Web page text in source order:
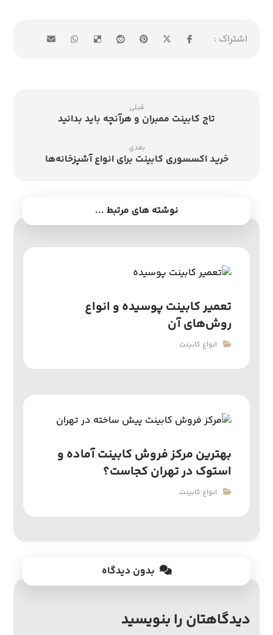
قبلی
تاج کابینت ممبران و هرآنچه باید بدانید
بعدی
خرید اکسسوری کابینت برای انواع آشپزخانه‌ها
نوشته های مرتبط ...
تعمیر کابینت پوسیده و انواع
روش‌های آن
انواع کابینت
بهترین مرکز فروش کابینت آماده و
استوک در تهران کجاست؟
انواع کابینت
بدون دیدگاه
دیدگاهتان را بنویسید